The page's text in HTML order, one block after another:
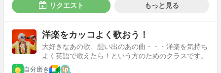
リクエスト もっと見る
洋楽をカッコよく歌おう！
大好きなあの歌、想い出のあの曲・・・洋楽を気持ち
よく英語で歌えたら！という方のためのクラスです。
自分磨き